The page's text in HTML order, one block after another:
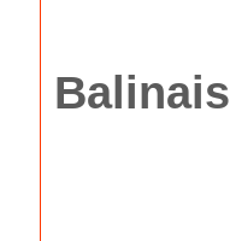
Balinais